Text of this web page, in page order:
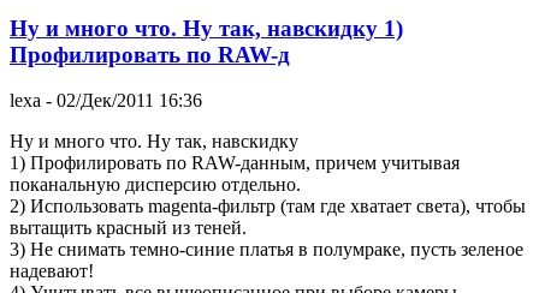
Ну и много что. Ну так, навскидку 1)
Профилировать по RAW-д
lexa - 02/Дек/2011 16:36
Ну и много что. Ну так, навскидку
1) Профилировать по RAW-данным, причем учитывая
поканальную дисперсию отдельно.
2) Использовать magenta-фильтр (там где хватает света), чтобы
вытащить красный из теней.
3) Не снимать темно-синие платья в полумраке, пусть зеленое
надевают!